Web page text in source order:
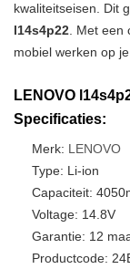
kwaliteitseisen. Dit
l14s4p22 . Met
mobiel werken op je
LENOVO
Specificaties:
Merk: LENOVO
Type: Li-ion
Capaciteit:
Voltage: 14.8V
Garantie: 12
Productcode: